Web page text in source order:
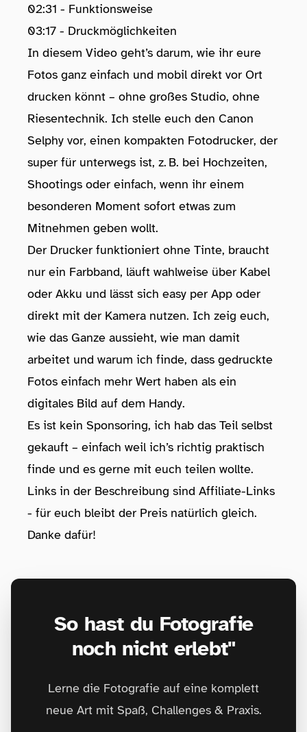
02:31 - Funktionsweise
03:17 - Druckmöglichkeiten
In diesem Video geht’s darum, wie ihr eure
Fotos ganz einfach und mobil direkt vor Ort
drucken könnt – ohne großes Studio, ohne
Riesentechnik. Ich stelle euch den Canon
Selphy vor, einen kompakten Fotodrucker, der
super für unterwegs ist, z. B. bei Hochzeiten,
Shootings oder einfach, wenn ihr einem
besonderen Moment sofort etwas zum
Mitnehmen geben wollt.
Der Drucker funktioniert ohne Tinte, braucht
nur ein Farbband, läuft wahlweise über Kabel
oder Akku und lässt sich easy per App oder
direkt mit der Kamera nutzen. Ich zeig euch,
wie das Ganze aussieht, wie man damit
arbeitet und warum ich finde, dass gedruckte
Fotos einfach mehr Wert haben als ein
digitales Bild auf dem Handy.
Es ist kein Sponsoring, ich hab das Teil selbst
gekauft – einfach weil ich’s richtig praktisch
finde und es gerne mit euch teilen wollte.
Links in der Beschreibung sind Affiliate-Links
- für euch bleibt der Preis natürlich gleich.
Danke dafür!
So hast du Fotografie
noch nicht erlebt"
Lerne die Fotografie auf eine komplett
neue Art mit Spaß, Challenges & Praxis.